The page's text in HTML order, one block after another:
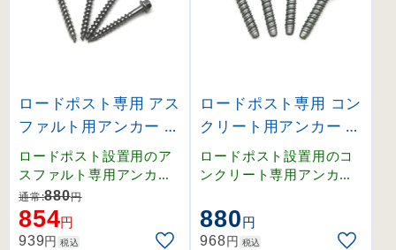
ロードポスト専用 アス
ファルト用アンカー 4
本1組 (373073)
ロードポスト設置用のア
スファルト専用アンカー
。4本1組のセット商品で
す。
通常:880円
854円
939円 税込
ロードポスト専用 コン
クリート用アンカー 4
本1組 (373074)
ロードポスト設置用のコ
ンクリート専用アンカー
す。
880円
968円 税込